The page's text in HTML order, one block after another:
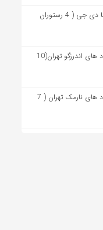
رستوران کیش با دی جی ( 4 رستوران
بهترین فست فود های اندرزگو تهران(10
بهترین فست فود های نارمک تهران ( 7